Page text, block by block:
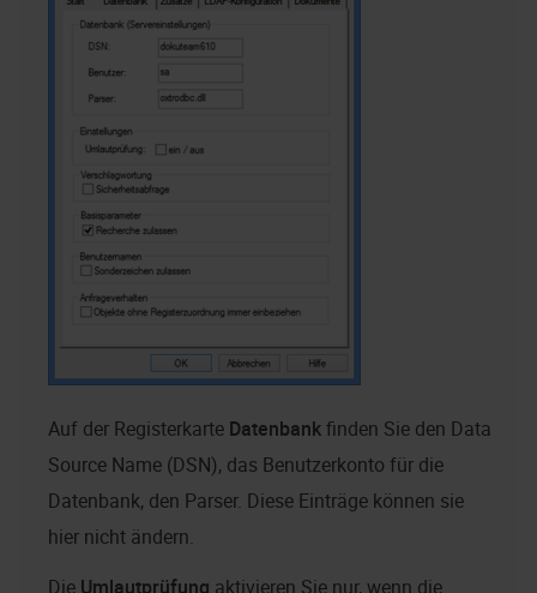
Auf der Registerkarte Datenbankfinden Sie den Data
Source Name (DSN), das Benutzerkonto für die
Datenbank, den Parser. Diese Einträge können sie
hier nicht ändern.
Die Umlautprüfung aktivieren Sie nur, wenn die